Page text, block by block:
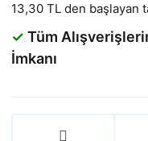
13,30 TL den başlayan
✓ Tüm
İmkanı